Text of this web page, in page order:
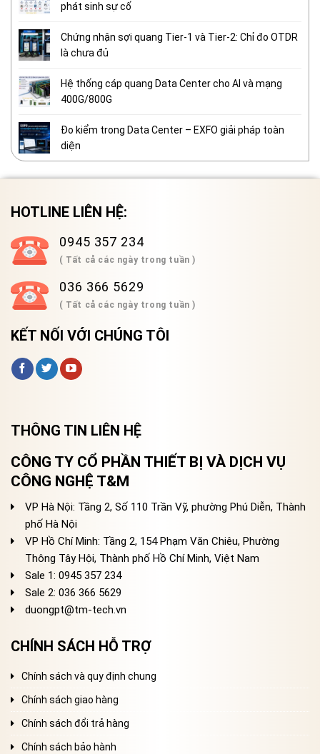
phát sinh sự cố
Chứng nhận sợi quang Tier-1 và Tier-2: Chỉ đo OTDR
là chưa đủ
Hệ thống cáp quang Data Center cho AI và mạng
400G/800G
Đo kiểm trong Data Center – EXFO giải pháp toàn
diện
HOTLINE LIÊN HỆ:
0945 357 234
( Tất cả các ngày trong tuần )
036 366 5629
( Tất cả các ngày trong tuần )
KẾT NỐI VỚI CHÚNG TÔI
THÔNG TIN LIÊN HỆ
CÔNG TY CỔ PHẦN THIẾT BỊ VÀ DỊCH VỤ
CÔNG NGHỆ T&M
VP Hà Nội: Tầng 2, Số 110 Trần Vỹ, phường Phú Diễn, Thành
phố Hà Nội
VP Hồ Chí Minh: Tầng 2, 154 Phạm Văn Chiêu, Phường
Thông Tây Hội, Thành phố Hồ Chí Minh, Việt Nam
Sale 1: 0945 357 234
Sale 2: 036 366 5629
duongpt@tm-tech.vn
CHÍNH SÁCH HỖ TRỢ
Chính sách và quy định chung
Chính sách giao hàng
Chính sách đổi trả hàng
Chính sách bảo hành